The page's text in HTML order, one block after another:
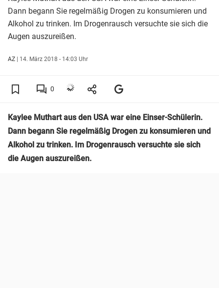
Dann begann Sie regelmäßig Drogen zu konsumieren und
Alkohol zu trinken. Im Drogenrausch versuchte sie sich die
Augen auszureißen.
AZ | 14. März 2018 - 14:03 Uhr
0
Kaylee Muthart aus den USA war eine Einser-Schülerin.
Dann begann Sie regelmäßig Drogen zu konsumieren und
Alkohol zu trinken. Im Drogenrausch versuchte sie sich
die Augen auszureißen.